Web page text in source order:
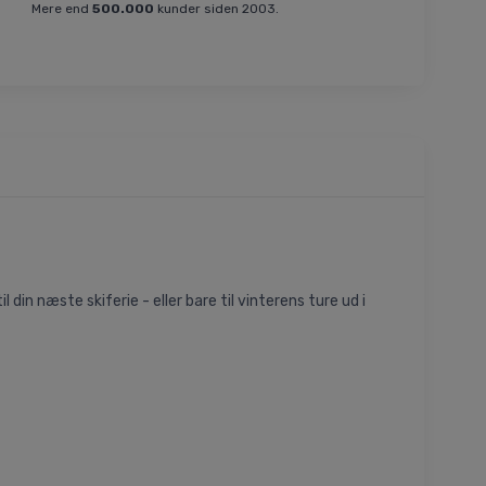
Mere end 500.000 kunder siden 2003.
din næste skiferie - eller bare til vinterens ture ud i